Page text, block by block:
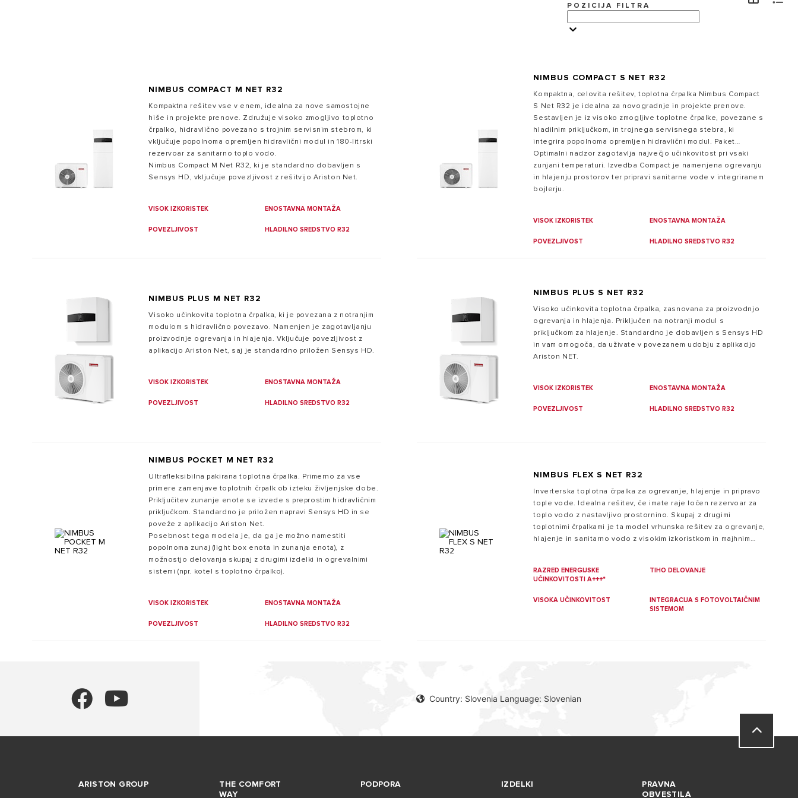
OBISK
PAMETEN DOM
VSI MODELI OD GRELNIKI VODE
Zakaj izbrati grelnik vode Ariston?
Široka paleta grelnikov vode Ariston je zasnovana tako,
da zagotavlja popolno kombinacijo visoke učinkovitosti,
varčevanja z energijo in italijanskega dizajna.
POZICIJA FILTRA
NIMBUS COMPACT M NET R32
Kompaktna rešitev vse v enem, idealna za nove samostojne
hiše in projekte prenove. Združuje visoko zmogljivo toplotno
črpalko, hidravlično povezano s trojnim servisnim stebrom, ki
vključuje popolnoma opremljen hidravlični modul in 180-litrski
rezervoar za sanitarno toplo vodo.
Nimbus Compact M Net R32, ki je standardno dobavljen s
Sensys HD, vključuje povezljivost z rešitvijo Ariston Net.
VISOK IZKORISTEK ENOSTAVNA MONTAŽA
POVEZLJIVOST HLADILNO SREDSTVO R32
NIMBUS COMPACT S NET R32
Kompaktna, celovita rešitev, toplotna črpalka Nimbus Compact
S Net R32 je idealna za novogradnje in projekte prenove.
Sestavljen je iz visoko zmogljive toplotne črpalke, povezane s
hladilnim priključkom, in trojnega servisnega stebra, ki
integrira popolnoma opremljen hidravlični modul. Paket
vsebuje tudi 180 l rezervoar za toplo vodo. Standardno je
dobavljen s Sensys HD in vam omogoča, da uživate v
povezanem udobju z aplikacijo Ariston NET.
Optimalni nadzor zagotavlja največjo učinkovitost pri vsaki
zunjani temperaturi. Izvedba Compact je namenjena ogrevanju
in hlajenju prostorov ter pripravi sanitarne vode v integriranem
bojlerju.
VISOK IZKORISTEK ENOSTAVNA MONTAŽA
POVEZLJIVOST HLADILNO SREDSTVO R32
NIMBUS PLUS M NET R32
Visoko učinkovita toplotna črpalka, ki je povezana z notranjim
modulom s hidravlično povezavo. Namenjen je zagotavljanju
proizvodnje ogrevanja in hlajenja. Vključuje povezljivost z
aplikacijo Ariston Net, saj je standardno priložen Sensys HD.
VISOK IZKORISTEK ENOSTAVNA MONTAŽA
POVEZLJIVOST HLADILNO SREDSTVO R32
NIMBUS PLUS S NET R32
Visoko učinkovita toplotna črpalka, zasnovana za proizvodnjo
ogrevanja in hlajenja. Priključen na notranji modul s
priključkom za hlajenje. Standardno je dobavljen s Sensys HD
in vam omogoča, da uživate v povezanem udobju z aplikacijo
Ariston NET.
VISOK IZKORISTEK ENOSTAVNA MONTAŽA
POVEZLJIVOST HLADILNO SREDSTVO R32
NIMBUS POCKET M NET R32
Ultrafleksibilna pakirana toplotna črpalka. Primerno za vse
primere zamenjave toplotnih črpalk ob izteku življenjske dobe.
Priključitev zunanje enote se izvede s preprostim hidravličnim
priključkom. Standardno je priložen napravi Sensys HD in se
poveže z aplikacijo Ariston Net.
Posebnost tega modela je, da ga je možno namestiti
popolnoma zunaj (light box enota in zunanja enota), z
možnostjo delovanja skupaj z drugimi izdelki in ogrevalnimi
sistemi (npr. kotel s toplotno črpalko).
VISOK IZKORISTEK ENOSTAVNA MONTAŽA
POVEZLJIVOST HLADILNO SREDSTVO R32
NIMBUS FLEX S NET R32
Inverterska toplotna črpalka za ogrevanje, hlajenje in pripravo
tople vode. Idealna rešitev, če imate raje ločen rezervoar za
toplo vodo z nastavljivo prostornino. Skupaj z drugimi
toplotnimi črpalkami je ta model vrhunska rešitev za ogrevanje,
hlajenje in sanitarno vodo z visokim izkoristkom in majhnim
RAZRED ENERGIJSKE
UČINKOVITOSTI A+++*
TIHO DELOVANJE
VISOKA UČINKOVITOST
INTEGRACIJA S FOTOVOLTAIČNIM
SISTEMOM
Country: Slovenia Language: Slovenian
ARISTON GROUP
THE COMFORT
WAY
PODPORA IZDELKI
PRAVNA
OBVESTILA